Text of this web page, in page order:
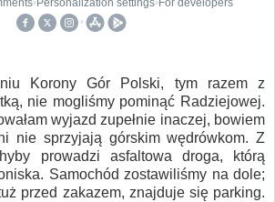
Korony Gór Polski, tym razem z
nie mogliśmy pominąć Radziejowej.
wyjazd zupełnie inaczej, bowiem
nie sprzyjają górskim wędrówkom. Z
prowadzi asfaltowa droga, którą
Samochód zostawiliśmy na dole;
przed zakazem, znajduje się parking.